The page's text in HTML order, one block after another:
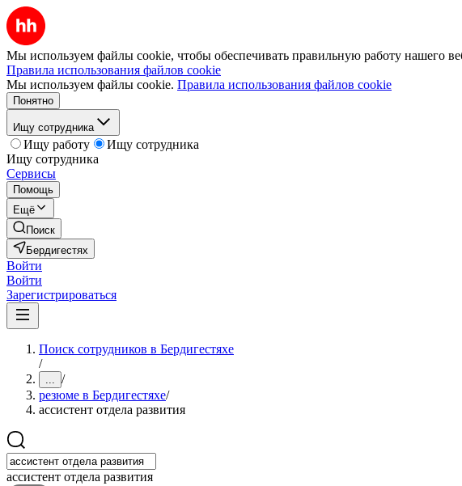
Мы используем файлы cookie, чтобы обеспечивать правильную работу нашего
Правила использования файлов cookie
Мы используем файлы cookie. Правила использования файлов cookie
Понятно
Ищу сотрудника
Ищу работу
Ищу сотрудника
Ищу сотрудника
Сервисы
Помощь
Ещё
Поиск
Бердигестях
Войти
Войти
Зарегистрироваться
Поиск сотрудников в Бердигестяхе
/
... /
резюме в Бердигестяхе/
ассистент отдела развития
ассистент отдела развития